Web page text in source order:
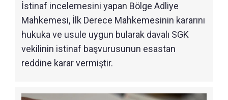
İstinaf incelemesini yapan Bölge Adliye
Mahkemesi, İlk Derece Mahkemesinin kararını
hukuka ve usule uygun bularak davalı SGK
vekilinin istinaf başvurusunun esastan
reddine karar vermiştir.